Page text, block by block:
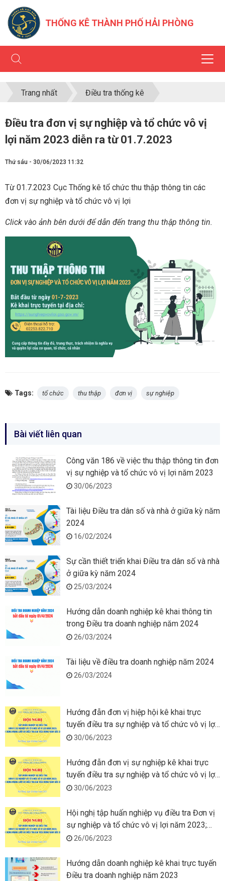
THỐNG KÊ THÀNH PHỐ HẢI PHÒNG
Trang nhất Điều tra thống kê
Điều tra đơn vị sự nghiệp và tổ chức vô vị
lợi năm 2023 diễn ra từ 01.7.2023
Thứ sáu - 30/06/2023 11:32
Từ 01.7.2023 Cục Thống kê tổ chức thu thập thông tin các
đơn vị sự nghiệp và tổ chức vô vị lợi
Click vào ảnh bên dưới để dẫn đến trang thu thập thông tin.
Tags: tổ chức thu thập đơn vị sự nghiệp
Bài viết liên quan
Công văn 186 về việc thu thập thông tin đơn
vị sự nghiệp và tổ chức vô vị lợi năm 2023
30/06/2023
Tài liệu Điều tra dân số và nhà ở giữa kỳ năm
2024
16/02/2024
Sự cần thiết triển khai Điều tra dân số và nhà
ở giữa kỳ năm 2024
25/03/2024
Hướng dẫn doanh nghiệp kê khai thông tin
trong Điều tra doanh nghiệp năm 2024
26/03/2024
Tài liệu về điều tra doanh nghiệp năm 2024
26/03/2024
Hướng đẫn đơn vị hiệp hội kê khai trực
tuyến điều tra sự nghiệp và tổ chức vô vị lợi
năm 2023
30/06/2023
Hướng đẫn đơn vị sự nghiệp kê khai trực
tuyến điều tra sự nghiệp và tổ chức vô vị lợi
năm 2023
30/06/2023
Hội nghị tập huấn nghiệp vụ điều tra Đơn vị
sự nghiệp và tổ chức vô vị lợi năm 2023;
Xây dựng mạng lưới và điều tra giá tiêu
26/06/2023
Hướng dẫn doanh nghiệp kê khai trực tuyến
Điều tra doanh nghiệp năm 2023